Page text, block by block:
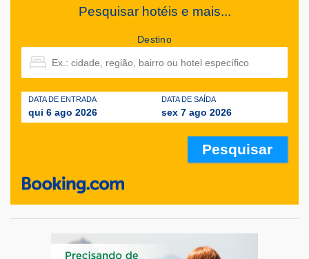
Pesquisar hotéis e mais...
Destino
DATA DE ENTRADA
qui 6 ago 2026
DATA DE SAÍDA
sex 7 ago 2026